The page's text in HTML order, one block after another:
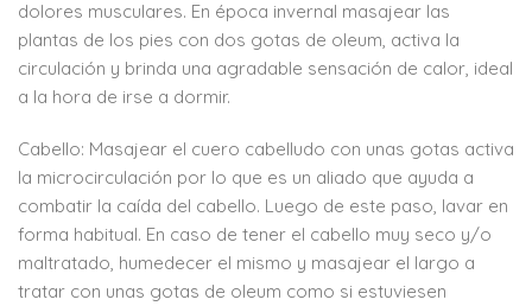
dolores musculares. En época invernal masajear las
plantas de los pies con dos gotas de oleum, activa la
circulación y brinda una agradable sensación de calor, ideal
a la hora de irse a dormir.
Cabello: Masajear el cuero cabelludo con unas gotas activa
la microcirculación por lo que es un aliado que ayuda a
combatir la caída del cabello. Luego de este paso, lavar en
forma habitual. En caso de tener el cabello muy seco y/o
maltratado, humedecer el mismo y masajear el largo a
tratar con unas gotas de oleum como si estuviesen